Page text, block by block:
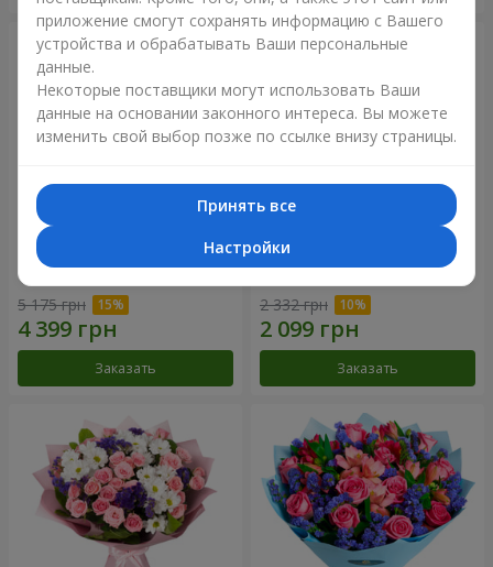
51 белая хризантема
5 175 грн
Заказать
Романтический букет
2 332 грн
Заказать
приложение смогут сохранять информацию с Вашего
устройства и обрабатывать Ваши персональные
данные.
Некоторые поставщики могут использовать Ваши
данные на основании законного интереса. Вы можете
изменить свой выбор позже по ссылке внизу страницы.
Принять все
Настройки